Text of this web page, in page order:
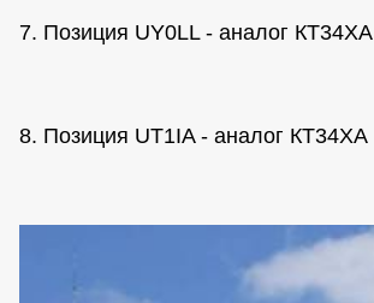
7. Позиция UY0LL - аналог КТ34ХА
8. Позиция UT1IA - аналог КТ34ХА